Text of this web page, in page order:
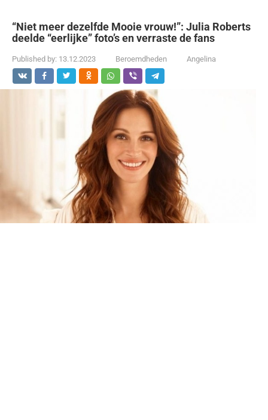
“Niet meer dezelfde Mooie vrouw!”: Julia Roberts
deelde “eerlijke” foto’s en verraste de fans
Published by: 13.12.2023 Beroemdheden Angelina